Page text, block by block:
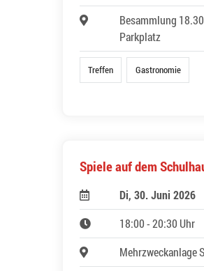
Besammlung
Parkplatz
Treffen Gastronomie
Spiele auf dem
Di, 30. Juni 2026
18:00 - 20:30 Uhr
Mehrzweckanlage